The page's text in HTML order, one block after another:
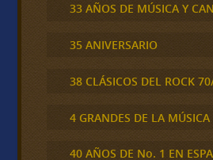
33 AÑOS DE MÚSICA Y
35 ANIVERSARIO
38 CLÁSICOS DEL ROCK
4 GRANDES DE LA MÚSICA
40 AÑOS DE No. 1 EN